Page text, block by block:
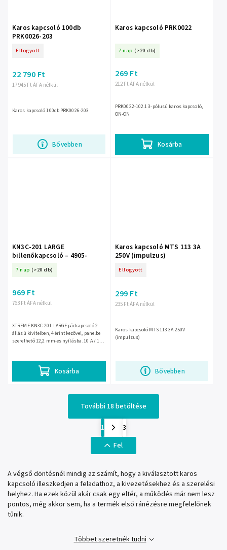
Karos kapcsoló 100db
PRK0026-203
Elfogyott
17 945 Ft ÁFA nélkül
22 790 Ft
Bővebben
Karos kapcsoló 100db PRK0026-203
Karos kapcsoló PRK0022
7 nap (>20 db)
212 Ft ÁFA nélkül
269 Ft
Kosárba
PRK0022-102.1 3-pólusú karos kapcsoló,
ON-ON
KN3C-201 LARGE
billenőkapcsoló – 4905-
7 nap (>20 db)
763 Ft ÁFA nélkül
969 Ft
Kosárba
XTREME KN3C-201 LARGE páckapcsoló 2
állású kivitelben, 4 érintkezővel, panelbe
szerelhető 12,2 mm-es nyílásba. 10 A / 125
Karos kapcsoló MTS 113 3A
250V (impulzus)
Elfogyott
235 Ft ÁFA nélkül
299 Ft
Bővebben
Karos kapcsoló MTS 113 3A 250V
(impulzus)
További 18 betöltése
1
3
Fel
A végső döntésnél mindig az számít, hogy a kiválasztott karos
kapcsoló illeszkedjen a feladathoz, a kivezetésekhez és a szerelési
helyhez. Ha ezek közül akár csak egy eltér, a működés már nem lesz
pontos, még akkor sem, ha a termék első ránézésre megfelelőnek
tűnik.
Többet szeretnék tudni